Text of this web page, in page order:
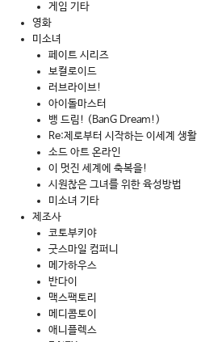
게임 기타
영화
미소녀
페이트 시리즈
보컬로이드
러브라이브!
아이돌마스터
뱅 드림! (BanG Dream!)
Re:제로부터 시작하는 이세계 생활
소드 아트 온라인
이 멋진 세계에 축복을!
시원찮은 그녀를 위한 육성방법
미소녀 기타
제조사
코토부키야
굿스마일 컴퍼니
메가하우스
반다이
맥스팩토리
메디콤토이
애니플렉스